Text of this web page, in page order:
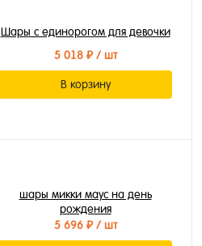
Шары с единорогом для девочки
5 018 ₽/ шт
В корзину
шары микки маус на день
рождения
5 696 ₽/ шт